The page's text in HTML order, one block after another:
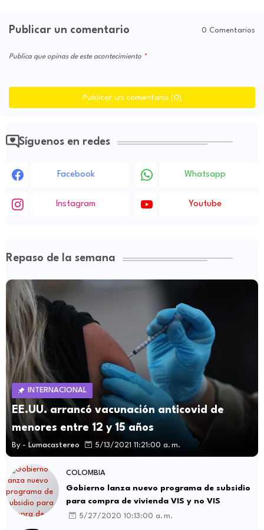
Publicar un comentario 0 Comentarios
Publica que opinas de este acontecimiento
Publicar un comentario (0)
Síguenos en redes
Facebook Whatsapp
Instagram Youtube
Repaso de la semana
INTERNACIONAL
EE.UU. arrancó vacunación anticovid de
menores entre 12 y 15 años
By - Lumacastereo 5/13/2021 11:21:00 a. m.
COLOMBIA
Gobierno lanza nuevo programa de subsidio
para compra de vivienda VIS y no VIS
5/27/2020 10:13:00 a. m.